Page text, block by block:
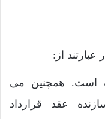
از:
است. همچنین می
عقد قرارداد